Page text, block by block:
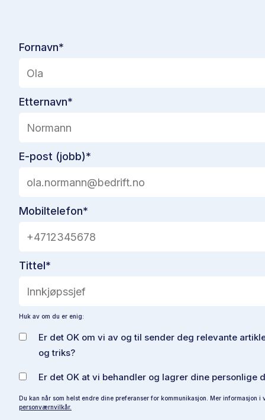
Fornavn*
Etternavn*
E-post (jobb)*
Mobiltelefon*
Tittel*
Huk av om du er enig:
Er det OK om vi av og til sender deg relevante
og triks?
Er det OK at vi behandler og lagrer dine personlige
Du kan når som helst endre dine preferanser for kommunikasjon. Mer informasjon i
personværnvilkår.